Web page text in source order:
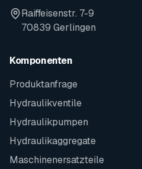
Raiffeisenstr. 7-9
70839 Gerlingen
Komponenten
Produktanfrage
Hydraulikventile
Hydraulikpumpen
Hydraulikaggregate
Maschinenersatzteile